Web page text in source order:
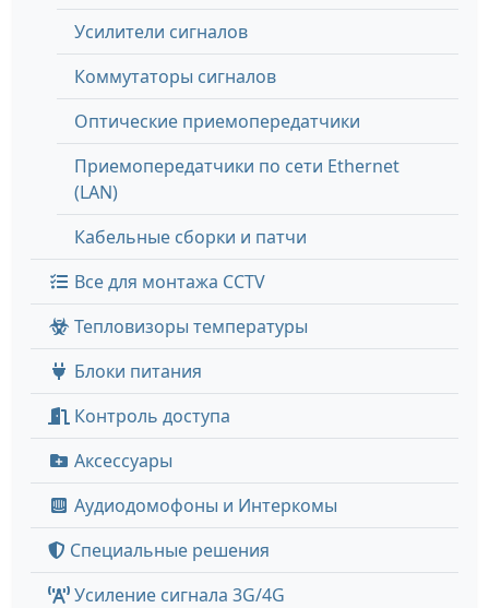
Усилители сигналов
Коммутаторы сигналов
Оптические приемопередатчики
Приемопередатчики по сети Ethernet
(LAN)
Кабельные сборки и патчи
Все для монтажа CCTV
Тепловизоры температуры
Блоки питания
Контроль доступа
Аксессуары
Аудиодомофоны и Интеркомы
Специальные решения
Усиление сигнала 3G/4G